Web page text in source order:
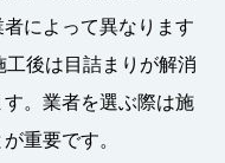
によって異なります
後は目詰まりが解消
。業者を選ぶ際は施
重要です。